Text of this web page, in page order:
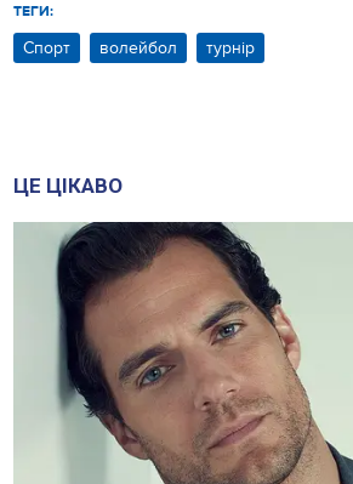
ТЕГИ:
Спорт волейбол турнір
ЦЕ ЦІКАВО